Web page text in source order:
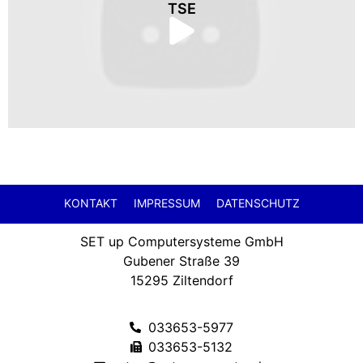
TSE
KONTAKT IMPRESSUM DATENSCHUTZ
SET up Computersysteme GmbH
Gubener Straße 39
15295 Ziltendorf
033653-5977
033653-5132